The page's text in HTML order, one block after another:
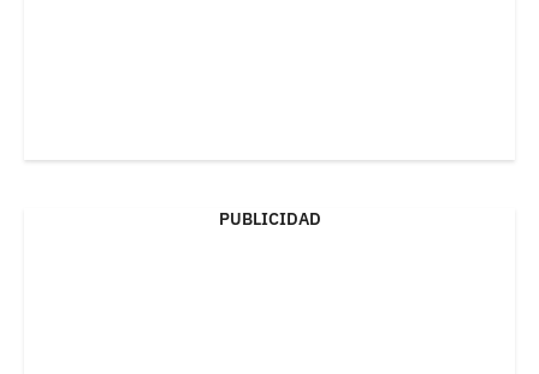
PUBLICIDAD